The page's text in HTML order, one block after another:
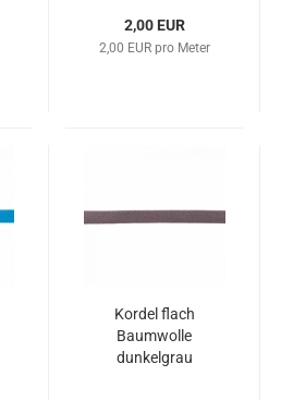
2,00 EUR
2,00 EUR pro Meter
Kordel flach
Baumwolle
dunkelgrau